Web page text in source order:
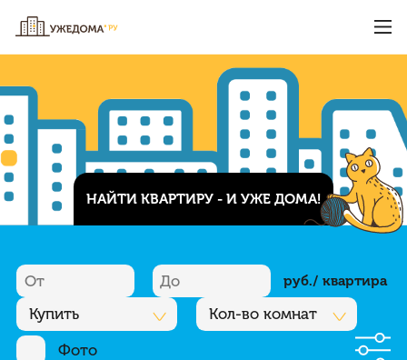
НАЙТИ КВАРТИРУ - И УЖЕ ДОМА!
Купить Кол-во комнат
руб./ квартира
Фото